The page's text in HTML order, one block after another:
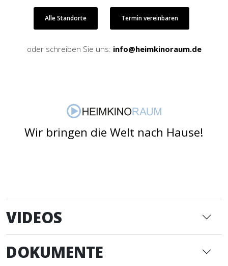
Alle Standorte Termin vereinbaren
oder schreiben Sie uns: info@heimkinoraum.de
Wir bringen die Welt nach Hause!
VIDEOS
DOKUMENTE